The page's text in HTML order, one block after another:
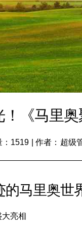
《马里
：1519 |作者：超级
马里奥世
亮相